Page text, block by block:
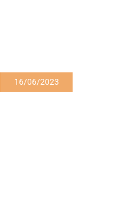
16/06/2023